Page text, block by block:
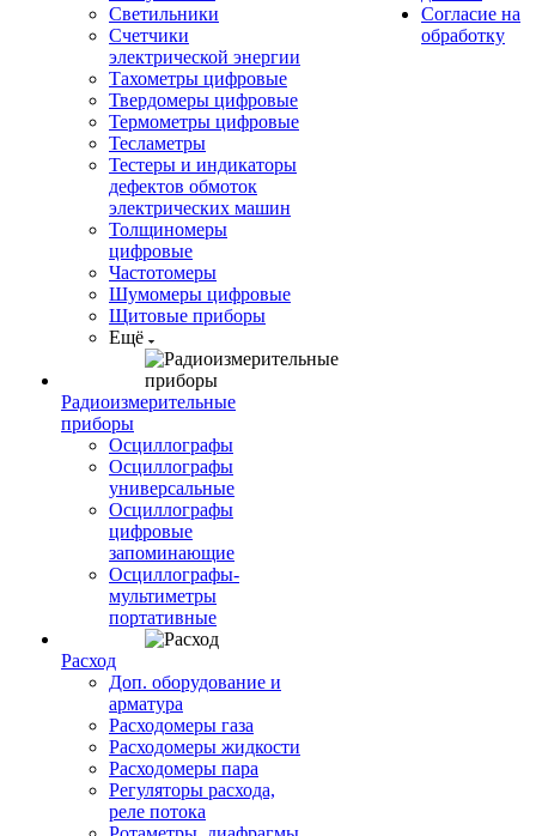
Светильники
Счетчики
электрической энергии
Тахометры цифровые
Твердомеры цифровые
Термометры цифровые
Тесламетры
Тестеры и индикаторы
дефектов обмоток
электрических машин
Толщиномеры
цифровые
Частотомеры
Шумомеры цифровые
Щитовые приборы
Ещё
Радиоизмерительные
приборы
Осциллографы
Осциллографы
универсальные
Осциллографы
цифровые
запоминающие
Осциллографы-
мультиметры
портативные
Расход
Доп. оборудование и
арматура
Расходомеры газа
Расходомеры жидкости
Расходомеры пара
Регуляторы расхода,
реле потока
Согласие на
обработку